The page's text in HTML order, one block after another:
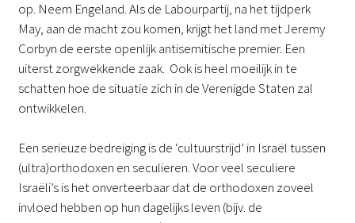
op. Neem Engeland. Als de Labourpartij, na het tijdperk
May, aan de macht zou komen, krijgt het land met Jeremy
Corbyn de eerste openlijk antisemitische premier. Een
uiterst zorgwekkende zaak. Ook is heel moeilijk in te
schatten hoe de situatie zich in de Verenigde Staten zal
ontwikkelen.
Een serieuze bedreiging is de ‘cultuurstrijd’ in Israël tussen
(ultra)orthodoxen en seculieren. Voor veel seculiere
Israëli’s is het onverteerbaar dat de orthodoxen zoveel
invloed hebben op hun dagelijks leven (bijv. de